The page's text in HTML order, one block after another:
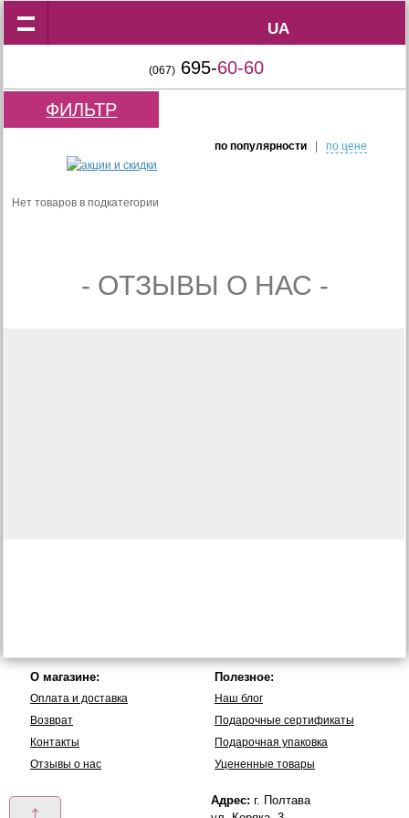
UA
UA
(067) 695-60-60
ФИЛЬТР
по популярности| по цене
Нет товаров в подкатегории
- ОТЗЫВЫ О НАС -
О магазине:
Оплата и доставка
Возврат
Контакты
Отзывы о нас
Полезное:
Наш блог
Подарочные сертификаты
Подарочная упаковка
Уцененные товары
Адрес: г. Полтава